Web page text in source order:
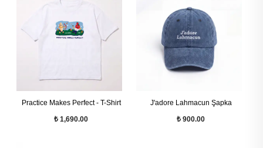
Practice Makes Perfect - T-Shirt
₺ 1,690.00
J'adore Lahmacun Şapka
₺ 900.00